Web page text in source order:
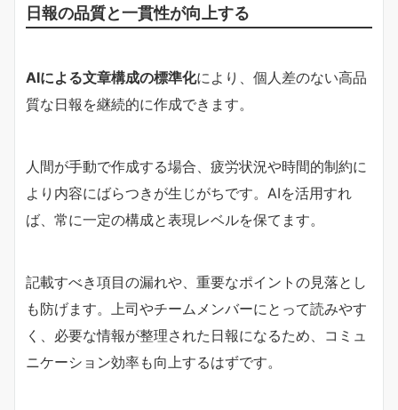
日報の品質と一貫性が向上する
AIによる文章構成の標準化により、個人差のない高品
質な日報を継続的に作成できます。
人間が手動で作成する場合、疲労状況や時間的制約に
より内容にばらつきが生じがちです。AIを活用すれ
ば、常に一定の構成と表現レベルを保てます。
記載すべき項目の漏れや、重要なポイントの見落とし
も防げます。上司やチームメンバーにとって読みやす
く、必要な情報が整理された日報になるため、コミュ
ニケーション効率も向上するはずです。